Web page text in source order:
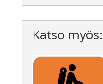
Katso myös: